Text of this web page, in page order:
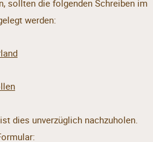
sollten die folgenden Schreiben im
werden:
dies unverzüglich nachzuholen.